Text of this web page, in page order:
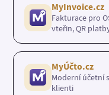
MyInvoice.cz
Fakturace pro
vteřin, QR
MyÚčto.cz
Moderní účetní
klienti